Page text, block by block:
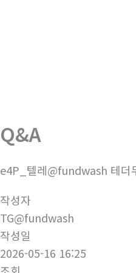
Q&A
e4P_텔레@fundwash 테더
작성자
TG@fundwash
작성일
2026-05-16 16:25